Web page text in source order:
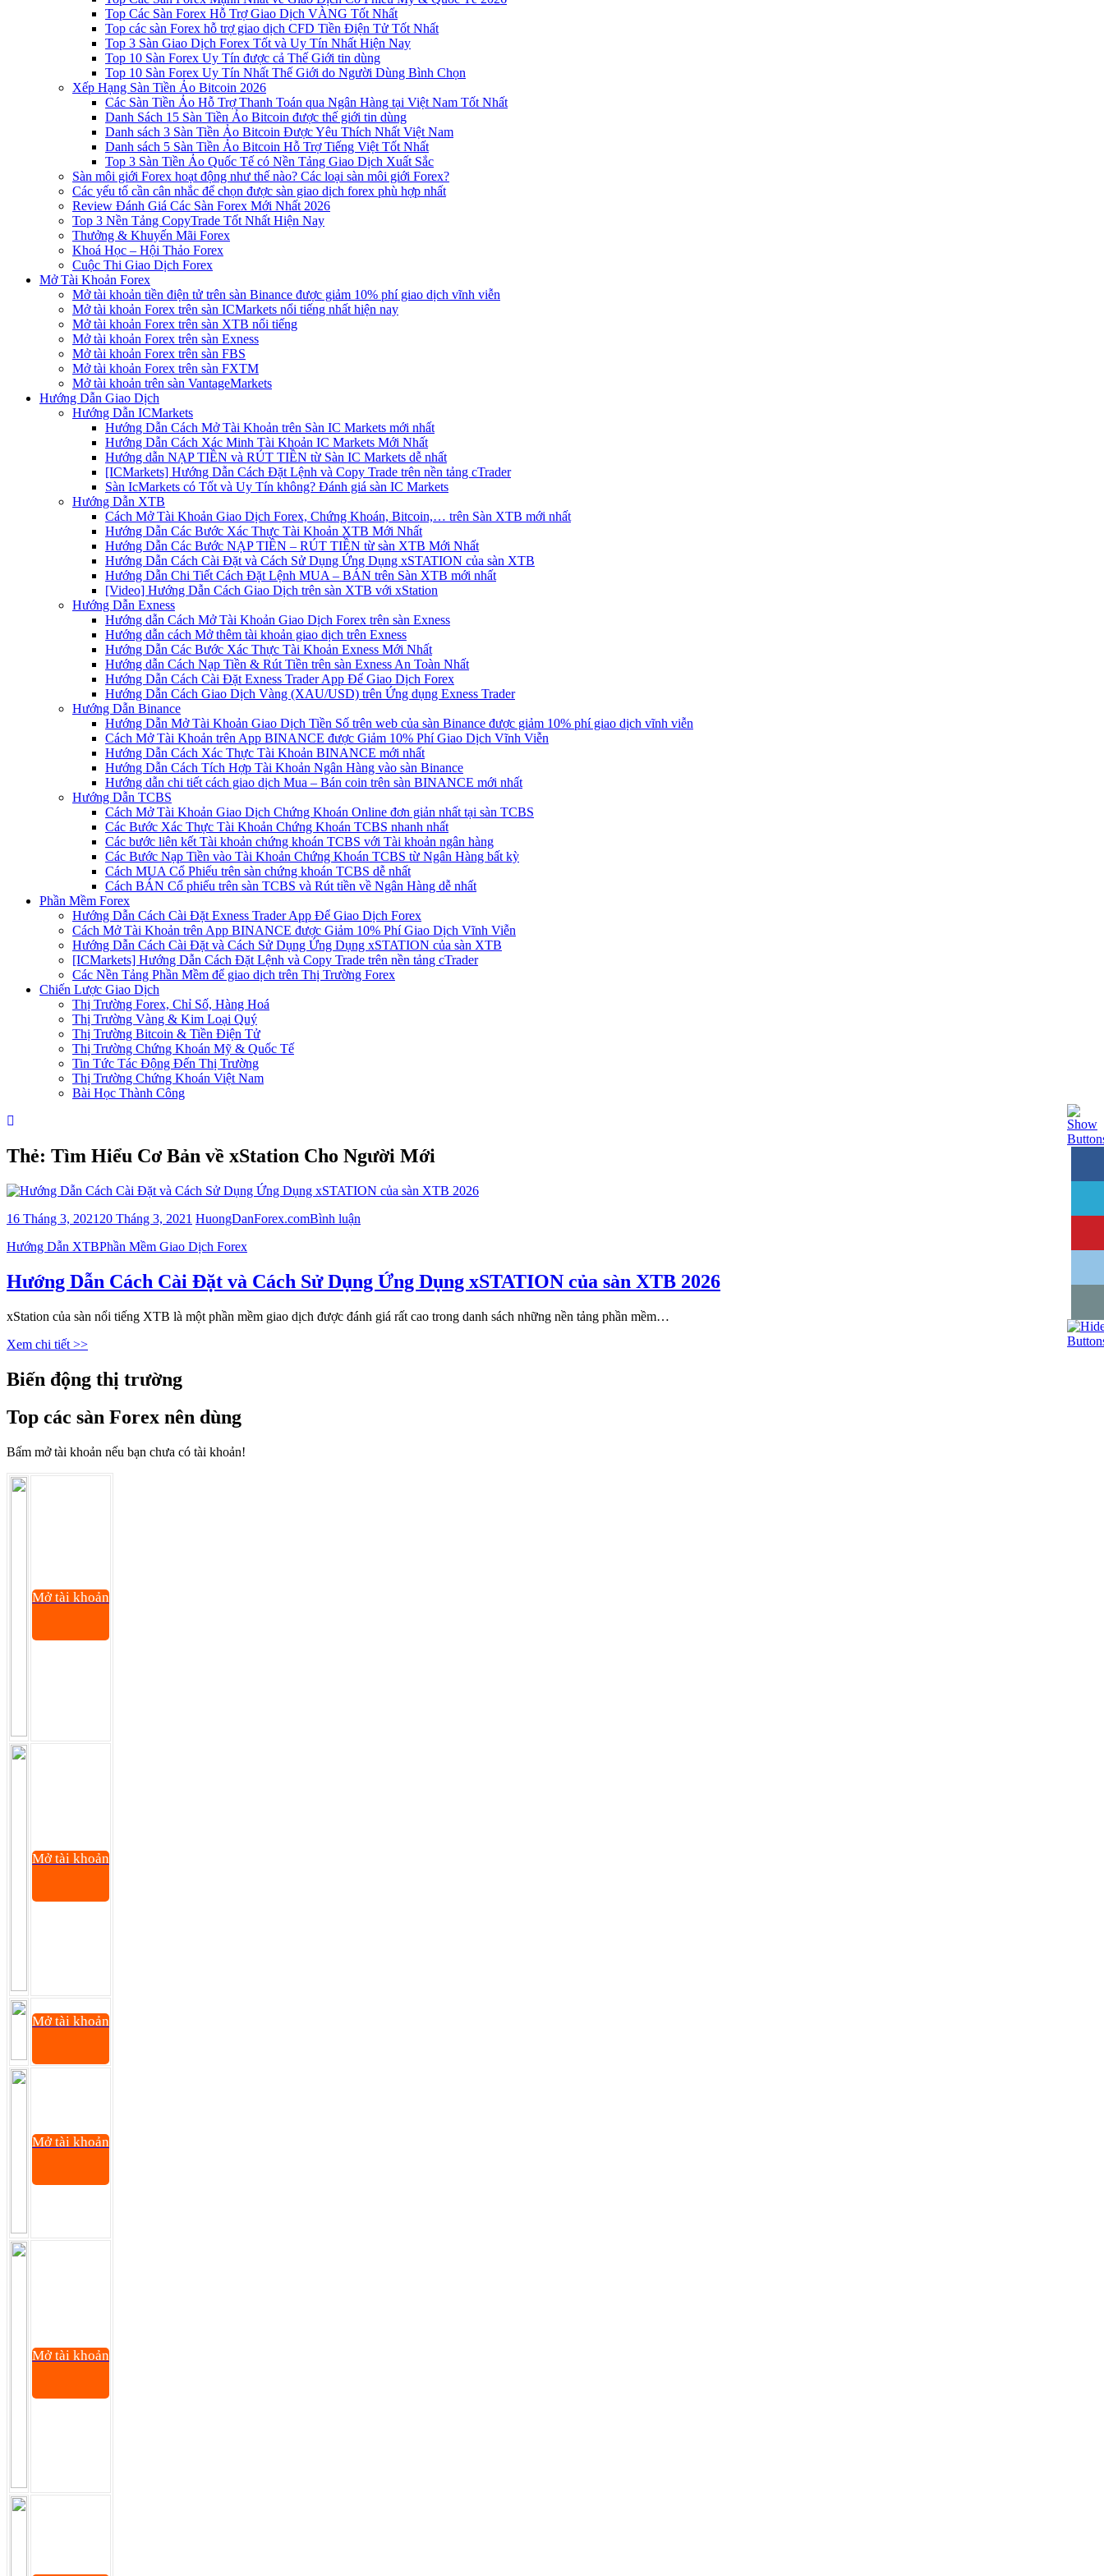
Top Các Sàn Forex Hỗ Trợ Giao Dịch VÀNG Tốt Nhất
Top các sàn Forex hỗ trợ giao dịch CFD Tiền Điện Tử Tốt Nhất
Top 3 Sàn Giao Dịch Forex Tốt và Uy Tín Nhất Hiện Nay
Top 10 Sàn Forex Uy Tín được cả Thế Giới tin dùng
Top 10 Sàn Forex Uy Tín Nhất Thế Giới do Người Dùng Bình Chọn
Xếp Hạng Sàn Tiền Ảo Bitcoin 2026
Các Sàn Tiền Ảo Hỗ Trợ Thanh Toán qua Ngân Hàng tại Việt Nam Tốt Nhất
Danh Sách 15 Sàn Tiền Ảo Bitcoin được thế giới tin dùng
Danh sách 3 Sàn Tiền Ảo Bitcoin Được Yêu Thích Nhất Việt Nam
Danh sách 5 Sàn Tiền Ảo Bitcoin Hỗ Trợ Tiếng Việt Tốt Nhất
Top 3 Sàn Tiền Ảo Quốc Tế có Nền Tảng Giao Dịch Xuất Sắc
Sàn môi giới Forex hoạt động như thế nào? Các loại sàn môi giới Forex?
Các yếu tố cần cân nhắc để chọn được sàn giao dịch forex phù hợp nhất
Review Đánh Giá Các Sàn Forex Mới Nhất 2026
Top 3 Nền Tảng CopyTrade Tốt Nhất Hiện Nay
Thưởng & Khuyến Mãi Forex
Khoá Học – Hội Thảo Forex
Cuộc Thi Giao Dịch Forex
Mở Tài Khoản Forex
Mở tài khoản tiền điện tử trên sàn Binance được giảm 10% phí giao dịch vĩnh viễn
Mở tài khoản Forex trên sàn ICMarkets nổi tiếng nhất hiện nay
Mở tài khoản Forex trên sàn XTB nổi tiếng
Mở tài khoản Forex trên sàn Exness
Mở tài khoản Forex trên sàn FBS
Mở tài khoản Forex trên sàn FXTM
Mở tài khoản trên sàn VantageMarkets
Hướng Dẫn Giao Dịch
Hướng Dẫn ICMarkets
Hướng Dẫn Cách Mở Tài Khoản trên Sàn IC Markets mới nhất
Hướng Dẫn Cách Xác Minh Tài Khoản IC Markets Mới Nhất
Hướng dẫn NẠP TIỀN và RÚT TIỀN từ Sàn IC Markets dễ nhất
[ICMarkets] Hướng Dẫn Cách Đặt Lệnh và Copy Trade trên nền tảng cTrader
Sàn IcMarkets có Tốt và Uy Tín không? Đánh giá sàn IC Markets
Hướng Dẫn XTB
Cách Mở Tài Khoản Giao Dịch Forex, Chứng Khoán, Bitcoin,… trên Sàn XTB mới nhất
Hướng Dẫn Các Bước Xác Thực Tài Khoản XTB Mới Nhất
Hướng Dẫn Các Bước NẠP TIỀN – RÚT TIỀN từ sàn XTB Mới Nhất
Hướng Dẫn Cách Cài Đặt và Cách Sử Dụng Ứng Dụng xSTATION của sàn XTB
Hướng Dẫn Chi Tiết Cách Đặt Lệnh MUA – BÁN trên Sàn XTB mới nhất
[Video] Hướng Dẫn Cách Giao Dịch trên sàn XTB với xStation
Hướng Dẫn Exness
Hướng dẫn Cách Mở Tài Khoản Giao Dịch Forex trên sàn Exness
Hướng dẫn cách Mở thêm tài khoản giao dịch trên Exness
Hướng Dẫn Các Bước Xác Thực Tài Khoản Exness Mới Nhất
Hướng dẫn Cách Nạp Tiền & Rút Tiền trên sàn Exness An Toàn Nhất
Hướng Dẫn Cách Cài Đặt Exness Trader App Để Giao Dịch Forex
Hướng Dẫn Cách Giao Dịch Vàng (XAU/USD) trên Ứng dụng Exness Trader
Hướng Dẫn Binance
Hướng Dẫn Mở Tài Khoản Giao Dịch Tiền Số trên web của sàn Binance được giảm 10% phí giao dịch vĩnh viễn
Cách Mở Tài Khoản trên App BINANCE được Giảm 10% Phí Giao Dịch Vĩnh Viễn
Hướng Dẫn Cách Xác Thực Tài Khoản BINANCE mới nhất
Hướng Dẫn Cách Tích Hợp Tài Khoản Ngân Hàng vào sàn Binance
Hướng dẫn chi tiết cách giao dịch Mua – Bán coin trên sàn BINANCE mới nhất
Hướng Dẫn TCBS
Cách Mở Tài Khoản Giao Dịch Chứng Khoán Online đơn giản nhất tại sàn TCBS
Các Bước Xác Thực Tài Khoản Chứng Khoán TCBS nhanh nhất
Các bước liên kết Tài khoản chứng khoán TCBS với Tài khoản ngân hàng
Các Bước Nạp Tiền vào Tài Khoản Chứng Khoán TCBS từ Ngân Hàng bất kỳ
Cách MUA Cổ Phiếu trên sàn chứng khoán TCBS dễ nhất
Cách BÁN Cổ phiếu trên sàn TCBS và Rút tiền về Ngân Hàng dễ nhất
Phần Mềm Forex
Hướng Dẫn Cách Cài Đặt Exness Trader App Để Giao Dịch Forex
Cách Mở Tài Khoản trên App BINANCE được Giảm 10% Phí Giao Dịch Vĩnh Viễn
Hướng Dẫn Cách Cài Đặt và Cách Sử Dụng Ứng Dụng xSTATION của sàn XTB
[ICMarkets] Hướng Dẫn Cách Đặt Lệnh và Copy Trade trên nền tảng cTrader
Các Nền Tảng Phần Mềm để giao dịch trên Thị Trường Forex
Chiến Lược Giao Dịch
Thị Trường Forex, Chỉ Số, Hàng Hoá
Thị Trường Vàng & Kim Loại Quý
Thị Trường Bitcoin & Tiền Điện Tử
Thị Trường Chứng Khoán Mỹ & Quốc Tế
Tin Tức Tác Động Đến Thị Trường
Thị Trường Chứng Khoán Việt Nam
Bài Học Thành Công
Thẻ: Tìm Hiểu Cơ Bản về xStation Cho Người Mới
16 Tháng 3, 2021 20 Tháng 3, 2021 HuongDanForex.comBình luận
Cách
Cài
và
Categories
Hướng Dẫn XTBPhần Mềm Giao Dịch Forex
Hướng Dẫn Cách Cài Đặt và Cách Sử Dụng Ứng Dụng xSTATION của sàn XTB 2026
xStation của sàn nổi tiếng XTB là một phần mềm giao dịch được đánh giá rất cao trong danh sách những nền tảng phần mềm…
Xem chi tiết >>
Biến động thị trường
Top các sàn Forex nên dùng
Bấm mở tài khoản nếu bạn chưa có tài khoản!
Mở tài khoản
Mở tài khoản
Mở tài khoản
Mở tài khoản
Mở tài khoản